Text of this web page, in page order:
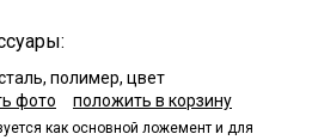
полимер, цвет
фото положить в корзину
как основной ложемент и для